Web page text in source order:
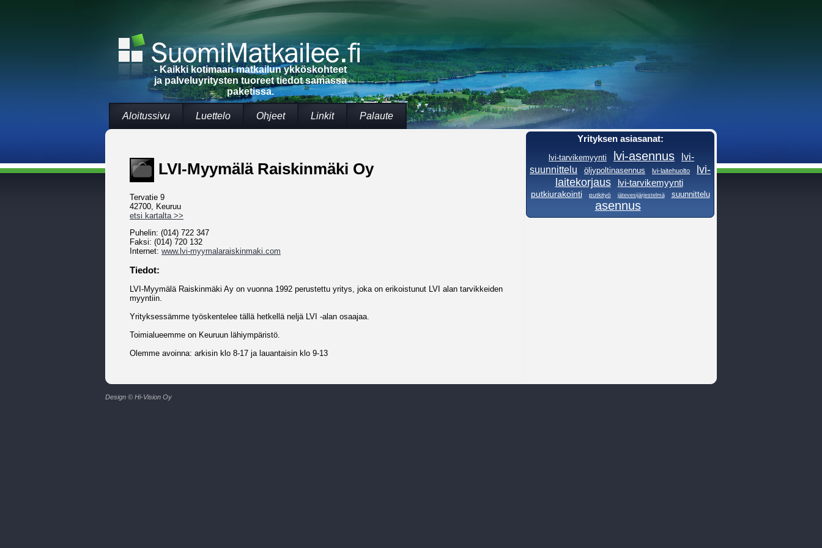
- Kaikki kotimaan matkailun ykköskohteet
ja palveluyritysten tuoreet tiedot samassa
paketissa.
Aloitussivu Luettelo Ohjeet Linkit Palaute
LVI-Myymälä Raiskinmäki Oy
Tervatie 9
42700, Keuruu
etsi kartalta >>
Puhelin: (014) 722 347
Faksi: (014) 720 132
Internet: www.lvi-myymalaraiskinmaki.com
Tiedot:
LVI-Myymälä Raiskinmäki Ay on vuonna 1992 perustettu yritys, joka on erikoistunut LVI alan tarvikkeiden
myyntiin.
Yrityksessämme työskentelee tällä hetkellä neljä LVI -alan osaajaa.
Toimialueemme on Keuruun lähiympäristö.
Olemme avoinna: arkisin klo 8-17 ja lauantaisin klo 9-13
Yrityksen asiasanat:
lvi-tarvikemyynti lvi-asennus
lvi-
suunnittelu
öljypoltinasennus lvi-laitehuolto
lvi-
laitekorjaus
lvi-tarvikemyynti
putkiurakointi putkityö jätevesijärjestelmä suunnittelu
asennus
Design © Hi-Vision Oy